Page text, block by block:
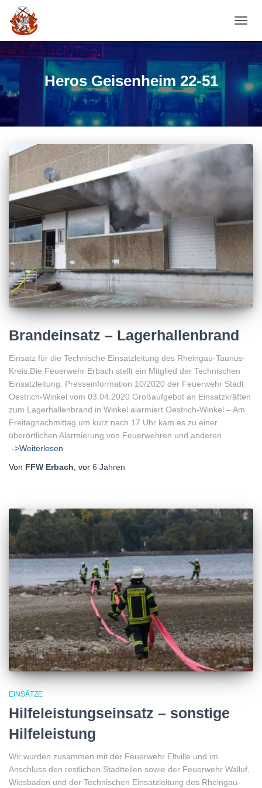
Heros Geisenheim 22-51
Brandeinsatz – Lagerhallenbrand
Einsatz für die Technische Einsatzleitung des Rheingau-Taunus-
Kreis.Die Feuerwehr Erbach stellt ein Mitglied der Technischen
Einsatzleitung. Presseinformation 10/2020 der Feuerwehr Stadt
Oestrich-Winkel vom 03.04.2020 Großaufgebot an Einsatzkräften
zum Lagerhallenbrand in Winkel alarmiert Oestrich-Winkel – Am
Freitagnachmittag um kurz nach 17 Uhr kam es zu einer
überörtlichen Alarmierung von Feuerwehren und anderen
->Weiterlesen
Von FFW Erbach , vor 6 Jahren
EINSÄTZE
Hilfeleistungseinsatz – sonstige
Hilfeleistung
Wir wurden zusammen mit der Feuerwehr Eltville und im
Anschluss den restlichen Stadtteilen sowie der Feuerwehr Walluf,
Wiesbaden und der Technischen Einsatzleitung des Rheingau-